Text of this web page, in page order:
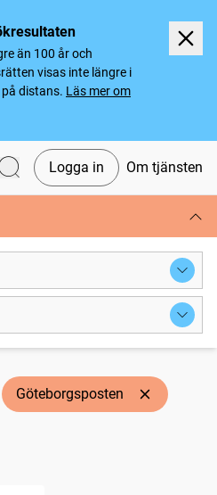
än 100 år och
visas inte längre i
distans. Läs mer om
Logga in Om tjänsten
Göteborgsposten